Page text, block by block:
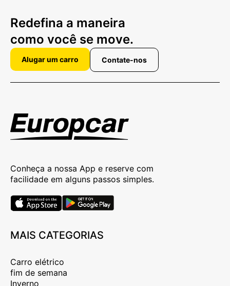
Redefina a maneira
como você se move.
Alugar um carro Contate-nos
Conheça a nossa App e reserve com
facilidade em alguns passos simples.
MAIS CATEGORIAS
Carro elétrico
fim de semana
Inverno